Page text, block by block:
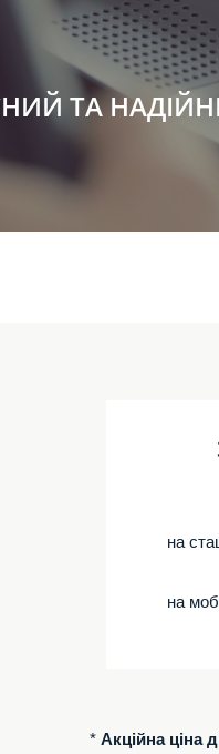
ТА
на
на
* Акційна ціна